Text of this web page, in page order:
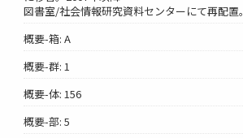
図書室/社会情報研究資料センターにて再配置。
概要-箱: A
概要-群: 1
概要-体: 156
概要-部: 5